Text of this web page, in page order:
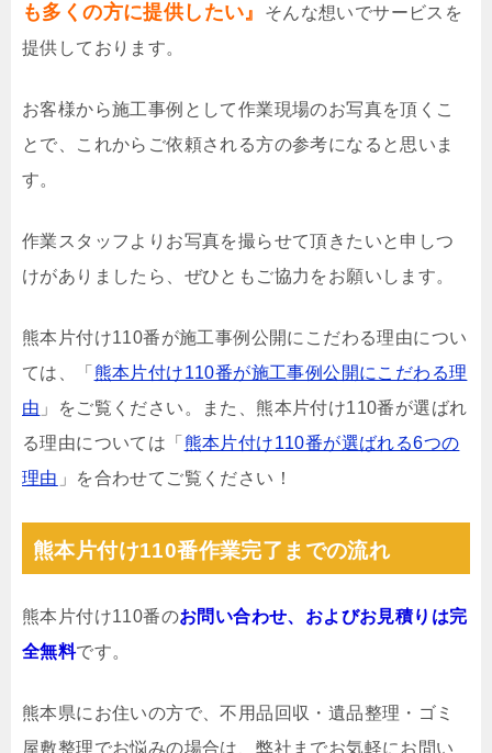
も多くの方に提供したい』
そんな想いでサービスを
提供しております。
お客様から施工事例として作業現場のお写真を頂くこ
とで、これからご依頼される方の参考になると思いま
す。
作業スタッフよりお写真を撮らせて頂きたいと申しつ
けがありましたら、ぜひともご協力をお願いします。
熊本片付け110番が施工事例公開にこだわる理由につい
ては、「 熊本片付け110番が施工事例公開にこだわる理
由 」をご覧ください。また、熊本片付け110番が選ばれ
る理由については「 熊本片付け110番が選ばれる6つの
理由 」を合わせてご覧ください！
熊本片付け110番作業完了までの流れ
熊本片付け110番のお問い合わせ、およびお見積りは完
全無料です。
熊本県にお住いの方で、不用品回収・遺品整理・ゴミ
屋敷整理でお悩みの場合は、弊社までお気軽にお問い